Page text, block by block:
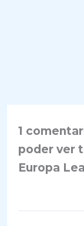
1
poder ver
Europa